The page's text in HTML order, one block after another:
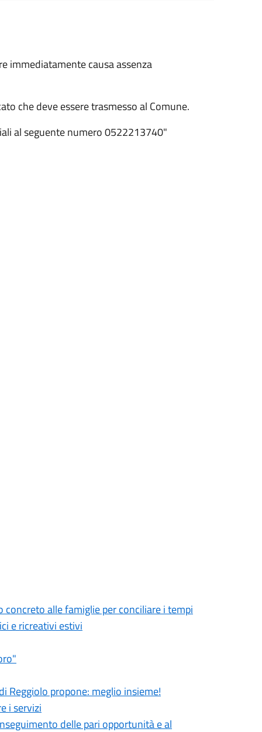
immediatamente causa assenza
che deve essere trasmesso al Comune.
al seguente numero 0522213740"
alle famiglie per conciliare i tempi
e ricreativi estivi
Reggiolo propone: meglio insieme!
i servizi
delle pari opportunità e al